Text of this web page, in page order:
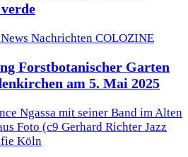
Forstbotanischer Garten
am 5. Mai 2025